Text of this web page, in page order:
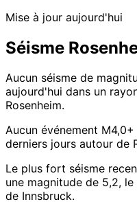
Mise à jour aujourd'hui
Séisme
Aucun séisme de
aujourd'hui dans un
Rosenheim.
Aucun événement
derniers jours autour de
Le plus fort séisme
une magnitude de 5,2,
de Innsbruck.